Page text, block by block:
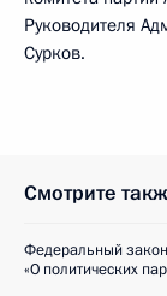
Руководителя
Сурков.
Смотрите
Федеральный
«О политических